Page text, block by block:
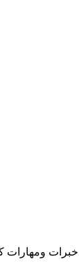
خبرات